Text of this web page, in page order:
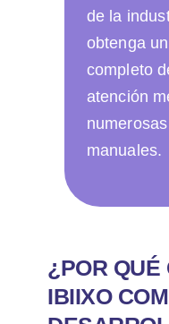
de la
obtenga
completo
atención
manuales.
¿POR QUÉ
IBIIXO